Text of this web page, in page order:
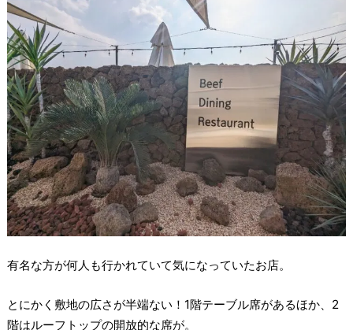
有名な方が何人も行かれていて気になっていたお店。
とにかく敷地の広さが半端ない！1階テーブル席があるほか、2
階はルーフトップの開放的な席が。